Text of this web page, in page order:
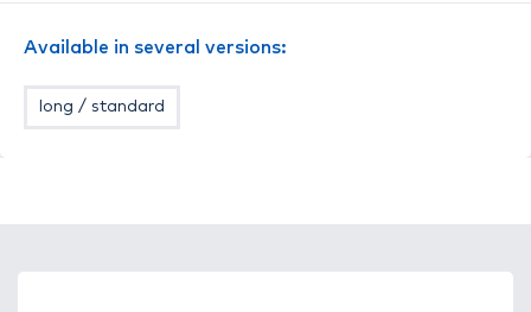
Available in several versions:
long / standard